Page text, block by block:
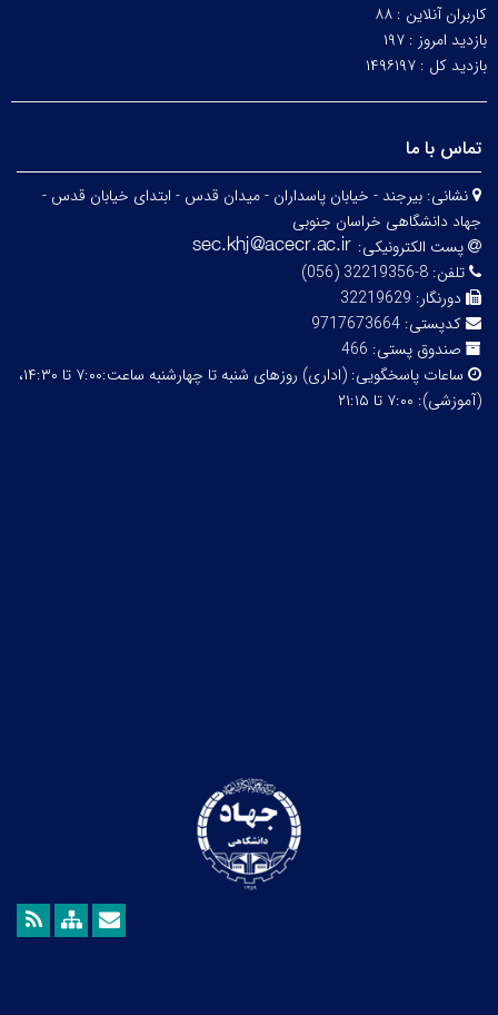
کاربران آنلاین : ۸۸
بازدید امروز : ۱۹۷
بازدید کل : ۱۴۹۶۱۹۷
تماس با ما
نشانی: بیرجند - خیابان پاسداران - میدان قدس - ابتدای خیابان قدس -
جهاد دانشگاهی خراسان جنوبی
پست الکترونیکی:
تلفن: 8-32219356 (056)
دورنگار: 32219629
کدپستی: 9717673664
صندوق پستی: 466
ساعات پاسخگویی:
(اداری) روزهای شنبه تا چهارشنبه ساعت:۷:۰۰ تا ۱۴:۳۰،
(آموزشی): ۷:۰۰ تا ۲۱:۱۵